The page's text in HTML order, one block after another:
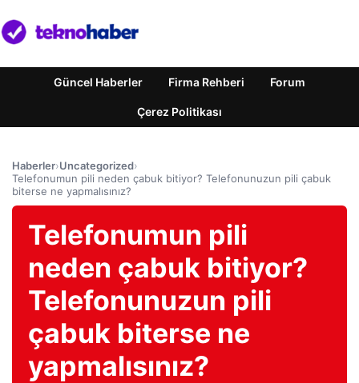
Güncel Haberler Firma Rehberi Forum
Çerez Politikası
Haberler›Uncategorized›
Telefonumun pili neden çabuk bitiyor? Telefonunuzun pili çabuk
biterse ne yapmalısınız?
Telefonumun pili
neden çabuk bitiyor?
Telefonunuzun pili
çabuk biterse ne
yapmalısınız?